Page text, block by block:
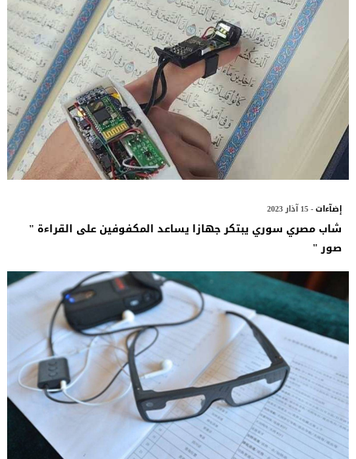
إضآءات- 15 آذار 2023
شاب مصري سوري يبتكر جهازا يساعد المكفوفين على القراءة "
صور "